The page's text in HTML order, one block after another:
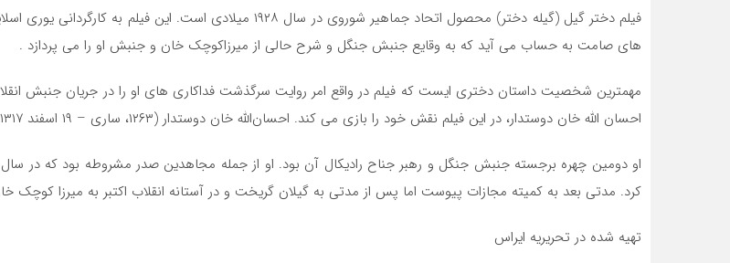
فیلم دختر گیل (گیله دختر) محصول اتحاد جماهیر شوروی در سال ۱۹۲۸
های صامت به حساب می آید که به وقایع جنبش جنگل و شرح حالی از میرزاکوچک خان و جنبش او را می پردازد .
مهمترین شخصیت داستان دختری ایست که فیلم در واقع امر روایت سرگذشت فداکاری های او را در جریان جنبش
احسان الله خان دوستدار، در این فیلم نقش خود را بازی می کند. احسان‌الله خان دوستدار (۱۲۶۳، ساری – ۱۹ اسفند ۱۳۱۷، مسکو) ملقب به رفیق سرخ سیاستمدار انقلابی ایرانی بود.
کرد. مدتی بعد به کمیته مجازات پیوست اما پس از مدتی به گیلان گریخت و در آستانه انقلاب اکتبر به میرزا کوچک
تهیه شده در تحریریه ایراس